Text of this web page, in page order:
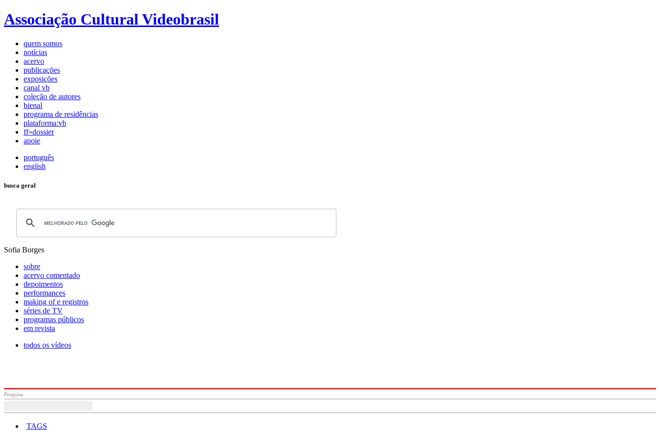
Associação Cultural Videobrasil
quem somos
notícias
acervo
publicações
exposições
canal vb
coleção de autores
bienal
programa de residências
plataforma:vb
ff»dossier
apoie
português
english
busca geral
Sofia Borges
sobre
acervo comentado
depoimentos
performances
making of e registros
séries de TV
programas públicos
em revista
todos os vídeos
Pesquisa
TAGS